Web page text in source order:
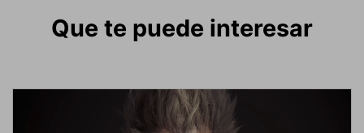
Que te puede interesar